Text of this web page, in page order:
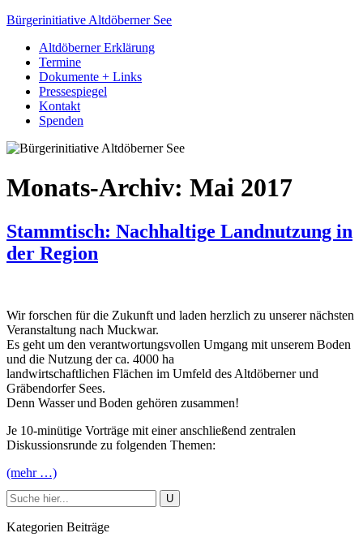
Bürgerinitiative Altdöberner See
Altdöberner Erklärung
Termine
Dokumente + Links
Pressespiegel
Kontakt
Spenden
Monats-Archiv: Mai 2017
Stammtisch: Nachhaltige Landnutzung in
der Region
Wir forschen für die Zukunft und laden herzlich zu unserer nächsten
Veranstaltung nach Muckwar.
Es geht um den verantwortungsvollen Umgang mit unserem Boden
und die Nutzung der ca. 4000 ha
landwirtschaftlichen Flächen im Umfeld des Altdöberner und
Gräbendorfer Sees.
Denn Wasser und Boden gehören zusammen!
Je 10-minütige Vorträge mit einer anschließend zentralen
Diskussionsrunde zu folgenden Themen:
(mehr …)
Kategorien Beiträge